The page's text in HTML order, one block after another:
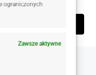
ograniczonych
Zawsze aktywne